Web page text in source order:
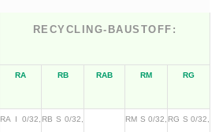
RECYCLING-BAUSTOFF:
RA RB RAB RM RG
RA I 0/32, RB S 0/32, RM S 0/32, RG S 0/32,